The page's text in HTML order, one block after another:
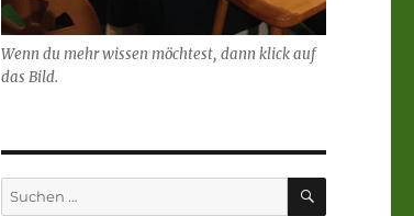
Wenn du mehr wissen möchtest, dann klick auf
das Bild.
Suchen
nach:
SUCHEN